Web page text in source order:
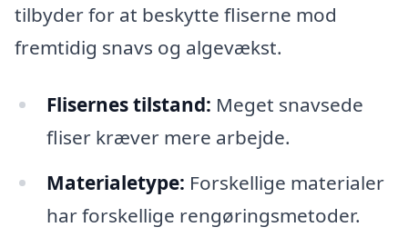
tilbyder for at beskytte fliserne mod
fremtidig snavs og algevækst.
Flisernes tilstand: Meget snavsede
fliser kræver mere arbejde.
Materialetype: Forskellige materialer
har forskellige rengøringsmetoder.